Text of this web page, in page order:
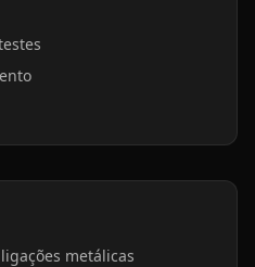
metálicas